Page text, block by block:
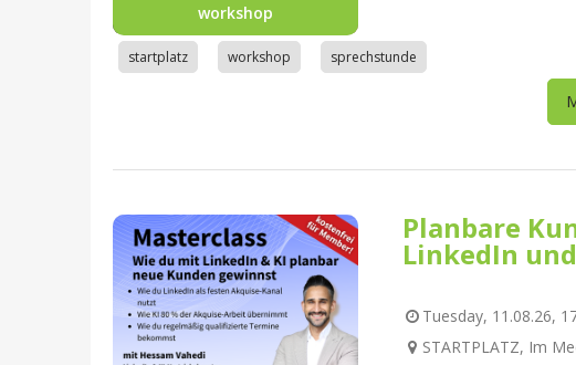
workshop
startplatz workshop sprechstunde
Planbare
LinkedIn
Tuesday, 11.08.26,
STARTPLATZ, Im